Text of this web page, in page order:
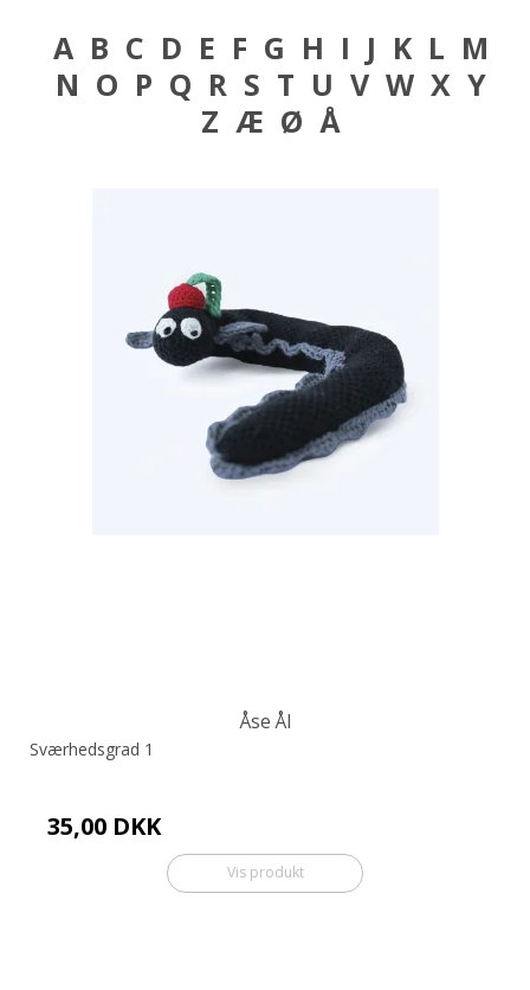
A B C D E F G H I J K L M
N O P Q R S T U V W X Y
Z Æ Ø Å
Åse Ål
Sværhedsgrad 1
35,00 DKK
Vis produkt